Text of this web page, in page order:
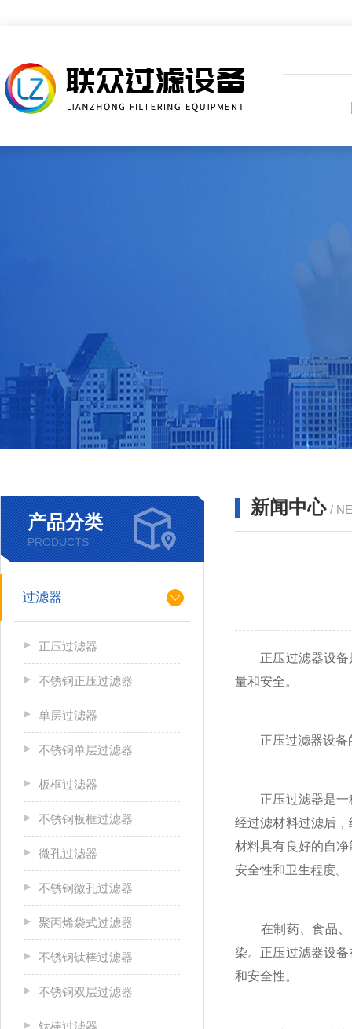
产品分类
PRODUCTS
过滤器
正压过滤器
不锈钢正压过滤器
单层过滤器
不锈钢单层过滤器
板框过滤器
不锈钢板框过滤器
微孔过滤器
不锈钢微孔过滤器
聚丙烯袋式过滤器
不锈钢钛棒过滤器
不锈钢双层过滤器
钛棒过滤器
新闻中心 /
正压过滤器设备是
量和安全。
正压过滤器设备
正压过滤器是一种
经过滤材料过滤后
材料具有良好的自
安全性和卫生程度。
在制药、食品、电
染。正压过滤器设
和安全性。